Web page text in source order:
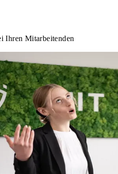
Ihren Mitarbeitenden